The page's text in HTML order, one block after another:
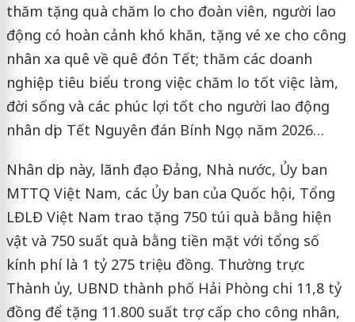
thăm tặng quà chăm lo cho đoàn viên, người lao
động có hoàn cảnh khó khăn, tặng vé xe cho công
nhân xa quê về quê đón Tết; thăm các doanh
nghiệp tiêu biểu trong việc chăm lo tốt việc làm,
đời sống và các phúc lợi tốt cho người lao động
nhân dịp Tết Nguyên đán Bính Ngọ năm 2026…
Nhân dịp này, lãnh đạo Đảng, Nhà nước, Ủy ban
MTTQ Việt Nam, các Ủy ban của Quốc hội, Tổng
LĐLĐ Việt Nam trao tặng 750 túi quà bằng hiện
vật và 750 suất quà bằng tiền mặt với tổng số
kính phí là 1 tỷ 275 triệu đồng. Thường trực
Thành ủy, UBND thành phố Hải Phòng chi 11,8 tỷ
đồng để tặng 11.800 suất trợ cấp cho công nhân,